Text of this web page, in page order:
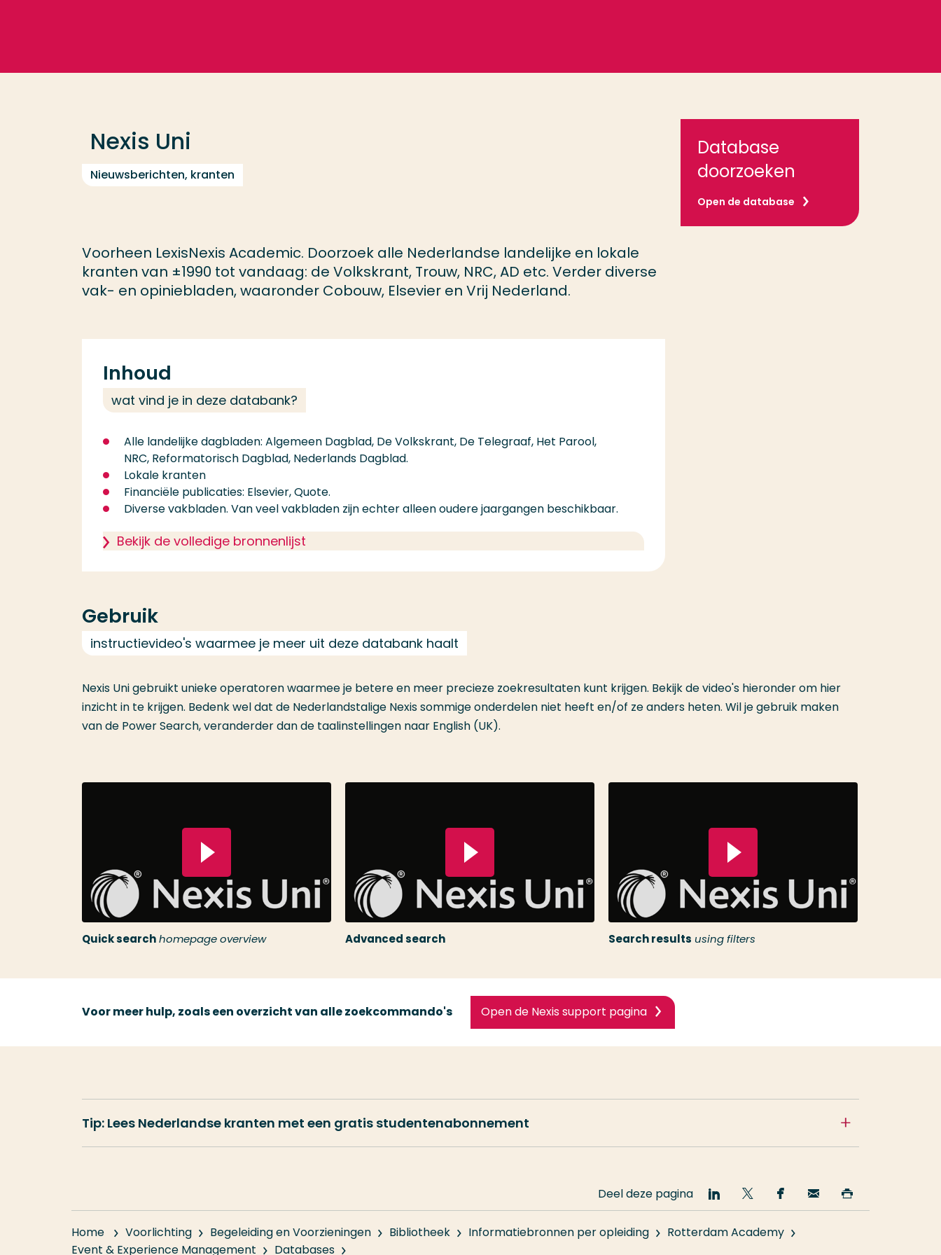
Nexis Uni
Nieuwsberichten, kranten
Voorheen LexisNexis Academic. Doorzoek alle Nederlandse landelijke en lokale
kranten van ±1990 tot vandaag: de Volkskrant, Trouw, NRC, AD etc. Verder diverse
vak- en opiniebladen, waaronder Cobouw, Elsevier en Vrij Nederland.
Database
doorzoeken
Open de database
Inhoud
wat vind je in deze databank?
Alle landelijke dagbladen: Algemeen Dagblad, De Volkskrant, De Telegraaf, Het Parool,
NRC, Reformatorisch Dagblad, Nederlands Dagblad.
Lokale kranten
Financiële publicaties: Elsevier, Quote.
Diverse vakbladen. Van veel vakbladen zijn echter alleen oudere jaargangen beschikbaar.
Bekijk de volledige bronnenlijst
Gebruik
instructievideo's waarmee je meer uit deze databank haalt
Nexis Uni gebruikt unieke operatoren waarmee je betere en meer precieze zoekresultaten kunt krijgen. Bekijk de video's hieronder om hier
inzicht in te krijgen. Bedenk wel dat de Nederlandstalige Nexis sommige onderdelen niet heeft en/of ze anders heten. Wil je gebruik maken
van de Power Search, veranderder dan de taalinstellingen naar English (UK).
Quick searchhomepage overview Advanced search Search results using filters
Voor meer hulp, zoals een overzicht van alle zoekcommando's Open de Nexis support pagina
Tip: Lees Nederlandse kranten met een gratis studentenabonnement
Home Voorlichting Begeleiding en Voorzieningen Bibliotheek Informatiebronnen per opleiding
Rotterdam Academy
Event & Experience Management
Databases
Deel deze pagina
Deel
op
LinkedIn
Deel
op
Twitter
Deel
op
Email
deze deze
Opleiding